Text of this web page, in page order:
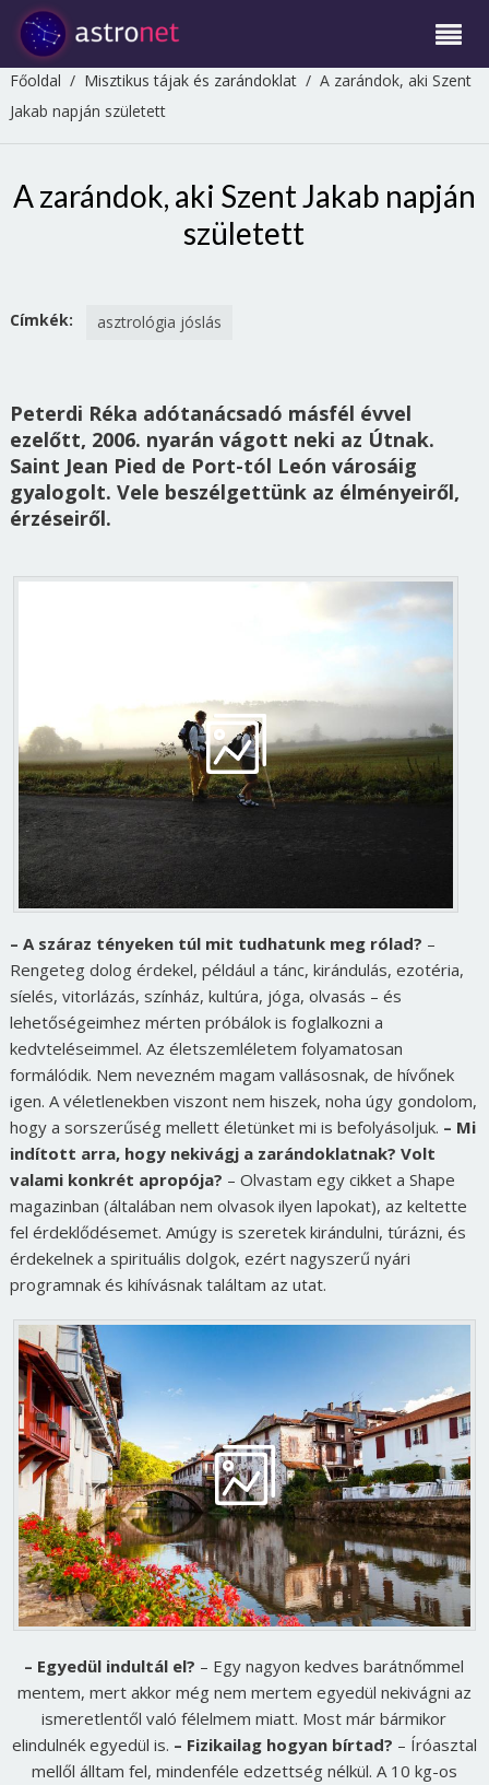
Főoldal / Misztikus tájak és zarándoklat/ A zarándok, aki Szent
Jakab napján született
A zarándok, aki Szent Jakab napján
született
Címkék: asztrológia jóslás
Peterdi Réka adótanácsadó másfél évvel
ezelőtt, 2006. nyarán vágott neki az Útnak.
Saint Jean Pied de Port-tól León városáig
gyalogolt. Vele beszélgettünk az élményeiről,
érzéseiről.
– A száraz tényeken túl mit tudhatunk meg rólad? –
Rengeteg dolog érdekel, például a tánc, kirándulás, ezotéria,
síelés, vitorlázás, színház, kultúra, jóga, olvasás – és
lehetőségeimhez mérten próbálok is foglalkozni a
kedvteléseimmel. Az életszemléletem folyamatosan
formálódik. Nem nevezném magam vallásosnak, de hívőnek
igen. A véletlenekben viszont nem hiszek, noha úgy gondolom,
hogy a sorszerűség mellett életünket mi is befolyásoljuk. – Mi
indított arra, hogy nekivágj a zarándoklatnak? Volt
valami konkrét apropója? – Olvastam egy cikket a Shape
magazinban (általában nem olvasok ilyen lapokat), az keltette
fel érdeklődésemet. Amúgy is szeretek kirándulni, túrázni, és
érdekelnek a spirituális dolgok, ezért nagyszerű nyári
programnak és kihívásnak találtam az utat.
– Egyedül indultál el? – Egy nagyon kedves barátnőmmel
mentem, mert akkor még nem mertem egyedül nekivágni az
ismeretlentől való félelmem miatt. Most már bármikor
elindulnék egyedül is. – Fizikailag hogyan bírtad? – Íróasztal
mellől álltam fel, mindenféle edzettség nélkül. A 10 kg-os